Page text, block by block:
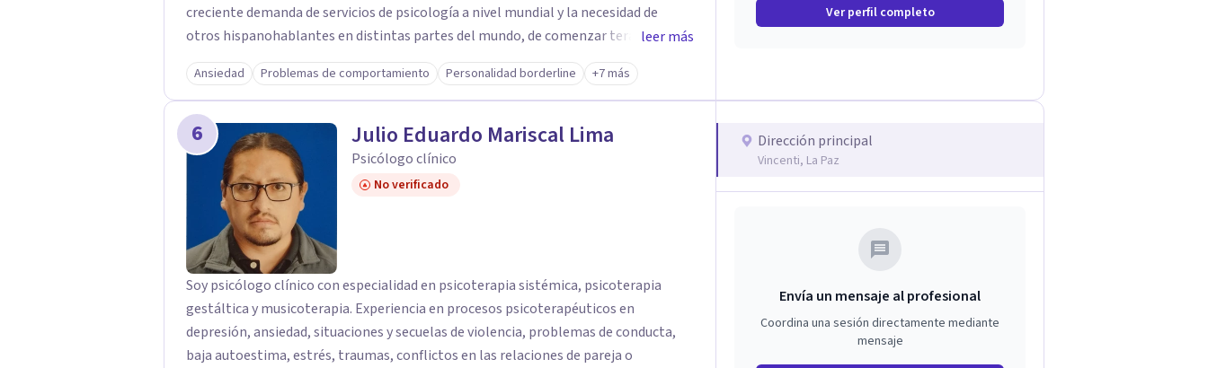
creciente demanda de servicios de psicología a nivel mundial y la necesidad de
otros hispanohablantes en distintas partes del mundo, de comenzar terapia en su
idioma nativo. Los estudios científicos apoyaron las intervenciones psicológicas a
distancia como una alternativa a la terapia presencial, arrojando resultados
positivos. Respaldadas en las investigaciones, decidimos ampliar nuestro alcance y
en la actualidad contamos con experiencia en el trabajo con niños, adolescentes y
adultos en distintos países. Nuestro objetivo es contribuir a que nuestros
consultantes puedan construir una vida valiosa y significativa. Es importante para
nosotras, transmitirles recursos y herramientas basados en la evidencia, por esta
razón, estamos continuamente capacitándonos a fin de ofrecer un servicio de alta
calidad.
leer más
Ansiedad Problemas de comportamiento Personalidad borderline +7 más
Ver perfil completo
6 Julio Eduardo Mariscal Lima
Psicólogo clínico
No verificado
Soy psicólogo clínico con especialidad en psicoterapia sistémica, psicoterapia
gestáltica y musicoterapia. Experiencia en procesos psicoterapéuticos en
depresión, ansiedad, situaciones y secuelas de violencia, problemas de conducta,
baja autoestima, estrés, traumas, conflictos en las relaciones de pareja o
Dirección principal
Vincenti, La Paz
Envía un mensaje al profesional
Coordina una sesión directamente mediante
mensaje